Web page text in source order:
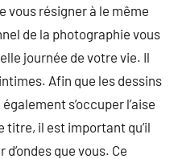
vous résigner à le même
de la photographie vous
journée de votre vie. Il
Afin que les dessins
s’occuper l’aise
titre, il est important qu’il
que vous. Ce